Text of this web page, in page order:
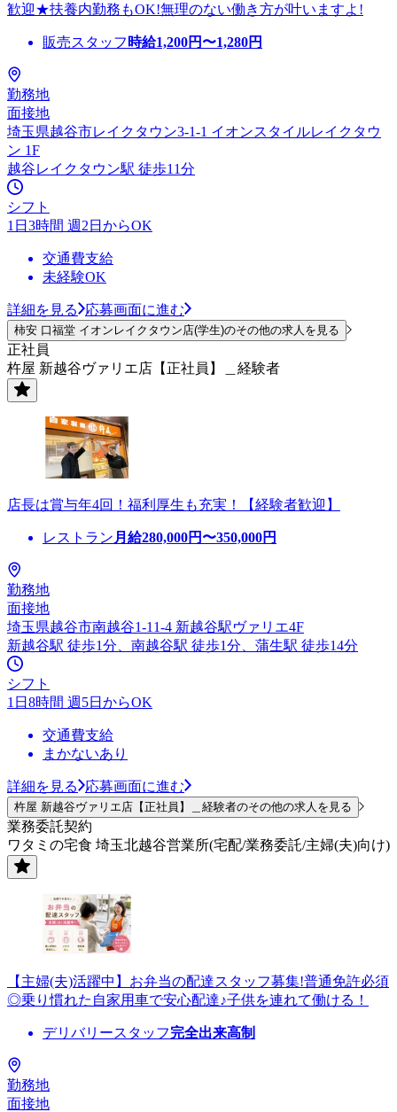
歓迎★扶養内勤務もOK!無理のない働き方が叶いますよ!
販売スタッフ 時給1,200円〜1,280円
勤務地
面接地
埼玉県越谷市レイクタウン3-1-1 イオンスタイルレイクタウ
ン 1F
越谷レイクタウン駅 徒歩11分
シフト
1日3時間 週2日からOK
交通費支給
未経験OK
詳細を見る 応募画面に進む
柿安 口福堂 イオンレイクタウン店(学生)のその他の求人を見る
正社員
杵屋 新越谷ヴァリエ店【正社員】＿経験者
店長は賞与年4回！福利厚生も充実！【経験者歓迎】
レストラン 月給280,000円〜350,000円
勤務地
面接地
埼玉県越谷市南越谷1-11-4 新越谷駅ヴァリエ4F
新越谷駅 徒歩1分、南越谷駅 徒歩1分、蒲生駅 徒歩14分
シフト
1日8時間 週5日からOK
交通費支給
まかないあり
詳細を見る 応募画面に進む
杵屋 新越谷ヴァリエ店【正社員】＿経験者のその他の求人を見る
業務委託契約
ワタミの宅食 埼玉北越谷営業所(宅配/業務委託/主婦(夫)向け)
【主婦(夫)活躍中】お弁当の配達スタッフ募集!普通免許必須
◎乗り慣れた自家用車で安心配達♪子供を連れて働ける！
デリバリースタッフ完全出来高制
勤務地
面接地